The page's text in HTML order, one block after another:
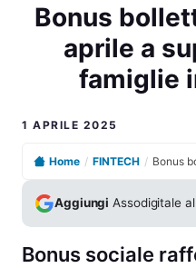
Bonus
aprile a
famiglie
1 APRILE 2025
Home / FINTECH /
Aggiungi Assodigitale
Bonus sociale